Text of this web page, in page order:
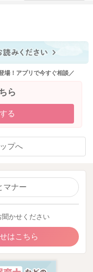
場！アプリで今すぐ相談／
ら
る
プへ
マナー
かせください
はこちら